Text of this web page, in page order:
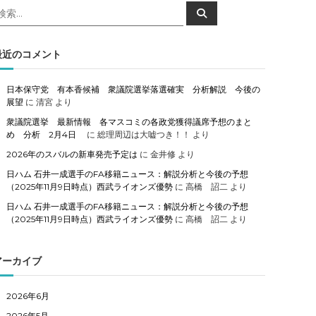
検
索
近のコメント
日本保守党 有本香候補 衆議院選挙落選確実 分析解説 今後の
展望 に清宮 より
衆議院選挙 最新情報 各マスコミの各政党獲得議席予想のまと
め 分析 2月4日
に総理周辺は大嘘つき！！ より
2026年のスバルの新車発売予定は に金井修 より
日ハム 石井一成選手のFA移籍ニュース：解説分析と今後の予想
（2025年11月9日時点）西武ライオンズ優勢 に高橋 詔二 より
日ハム 石井一成選手のFA移籍ニュース：解説分析と今後の予想
（2025年11月9日時点）西武ライオンズ優勢 に高橋 詔二 より
ーカイブ
2026年6月